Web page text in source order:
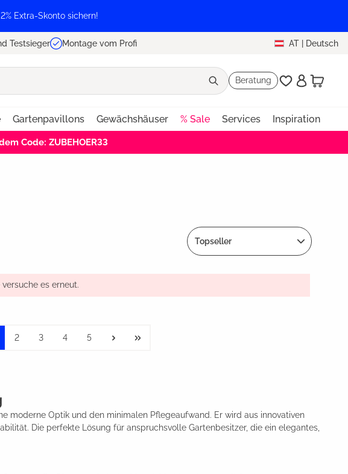
Extra-Skonto sichern!
Testsieger Montage vom Profi AT | Deutsch
Beratung
Gartenpavillons Gewächshäuser % Sale Services Inspiration
Code: ZUBEHOER33
Topseller
es erneut.
2 3 4 5
moderne Optik und den minimalen Pflegeaufwand. Er wird aus innovativen
Die perfekte Lösung für anspruchsvolle Gartenbesitzer, die ein elegantes,